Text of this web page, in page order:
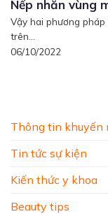
Thông tin khuyến
Tin tức sự kiện
Kiến thức y khoa
Beauty tips
Nếp nhăn vùng
Vậy hai phương
trên...
06/10/2022